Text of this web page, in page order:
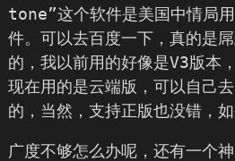
tone”这个软件是美国中情局
件。可以去百度一下，真的是
的，我以前用的好像是V3版本
现在用的是云端版，可以自己
的，当然，支持正版也没错，如
广度不够怎么办呢，还有一个神